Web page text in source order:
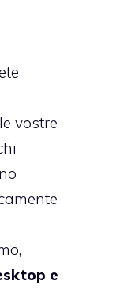
vostre
e